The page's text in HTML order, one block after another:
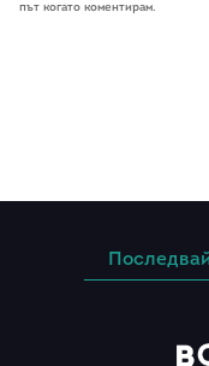
път когато коментирам.